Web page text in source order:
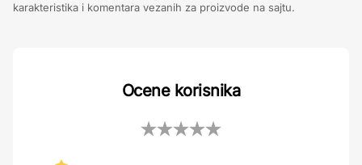
karakteristika i komentara vezanih za proizvode na sajtu.
Ocene korisnika